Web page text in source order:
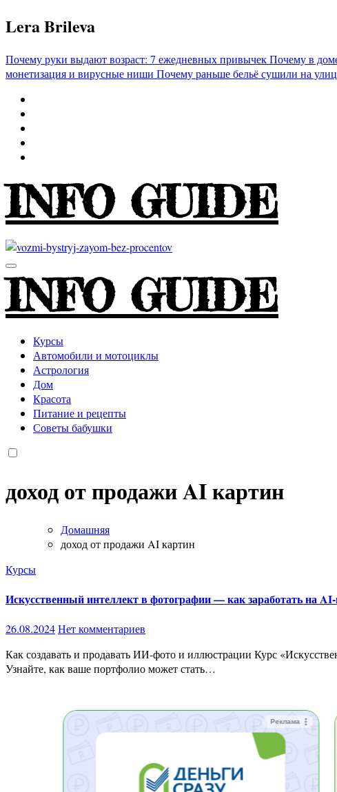
Перейти
к
Lera Brileva
Почему руки выдают возраст: 7 ежедневных привычекПочему в
монетизация и вирусные ниши Почему раньше бельё сушили на
INFO GUIDE
INFO GUIDE
Курсы
Автомобили и мотоциклы
Астрология
Дом
Красота
Питание и рецепты
Советы бабушки
доход от продажи AI картин
Домашняя
доход от продажи AI картин
Курсы
Искусственный интеллект в фотографии — как заработать на
26.08.2024Нет комментариев
Как создавать и продавать ИИ-фото и иллюстрации Курс «Искусственный интеллект в фотографии» научит вас создавать и продавать AI-изображения на таких платформах, как Adobe Stock.
Узнайте, как ваше портфолио может стать…
Реклама